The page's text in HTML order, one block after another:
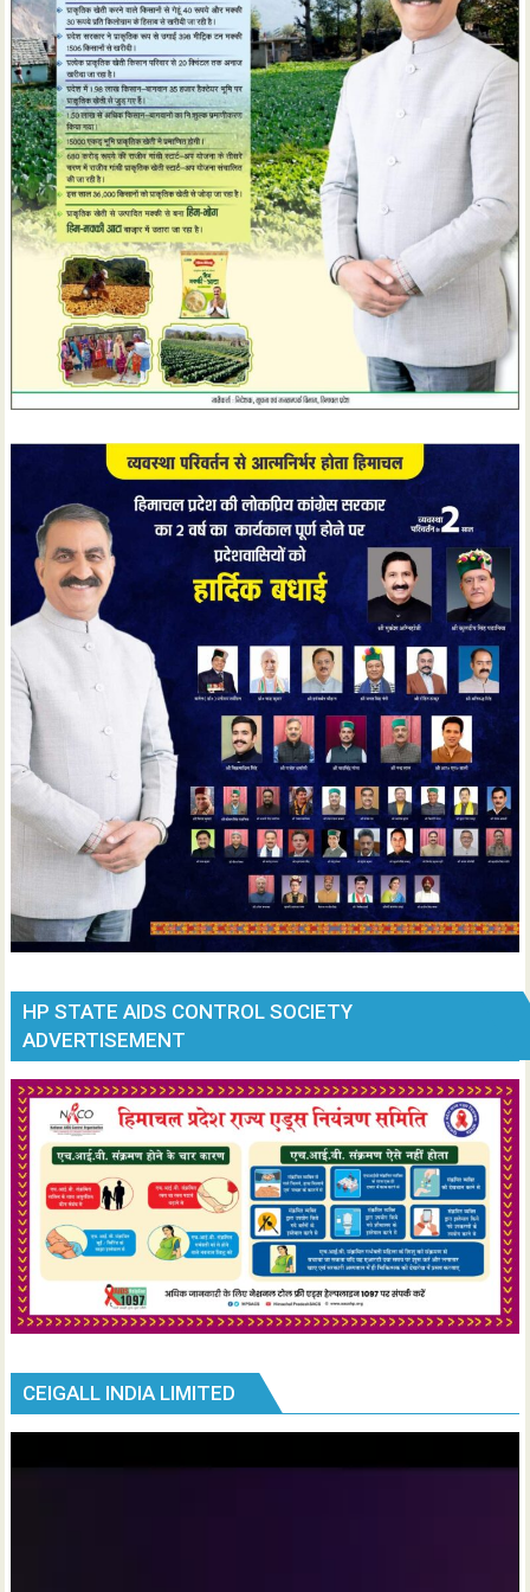
HP STATE AIDS CONTROL SOCIETY
ADVERTISEMENT
CEIGALL INDIA LIMITED